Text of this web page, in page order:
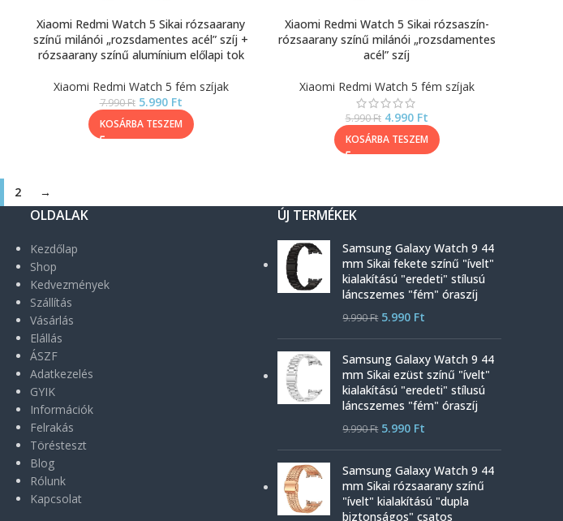
Xiaomi Redmi Watch 5 Sikai rózsaarany
színű milánói „rozsdamentes acél” szíj +
rózsaarany színű alumínium előlapi tok
Xiaomi Redmi Watch 5 fém szíjak
7.990Ft 5.990 Ft
KOSÁRBA TESZEM
Xiaomi Redmi Watch 5 Sikai rózsaszín-
rózsaarany színű milánói „rozsdamentes
acél” szíj
Xiaomi Redmi Watch 5 fém szíjak
5.990Ft 4.990 Ft
KOSÁRBA TESZEM
2 →
OLDALAK
Kezdőlap
Shop
Kedvezmények
Szállítás
Vásárlás
Elállás
ÁSZF
Adatkezelés
GYIK
Információk
Felrakás
Törésteszt
Blog
Rólunk
Kapcsolat
ÚJ TERMÉKEK
Samsung Galaxy Watch 9 44
mm Sikai fekete színű "ívelt"
kialakítású "eredeti" stílusú
láncszemes "fém" óraszíj
9.990Ft 5.990 Ft
Samsung Galaxy Watch 9 44
mm Sikai ezüst színű "ívelt"
kialakítású "eredeti" stílusú
láncszemes "fém" óraszíj
9.990Ft 5.990 Ft
Samsung Galaxy Watch 9 44
mm Sikai rózsaarany színű
"ívelt" kialakítású "dupla
biztonságos" csatos